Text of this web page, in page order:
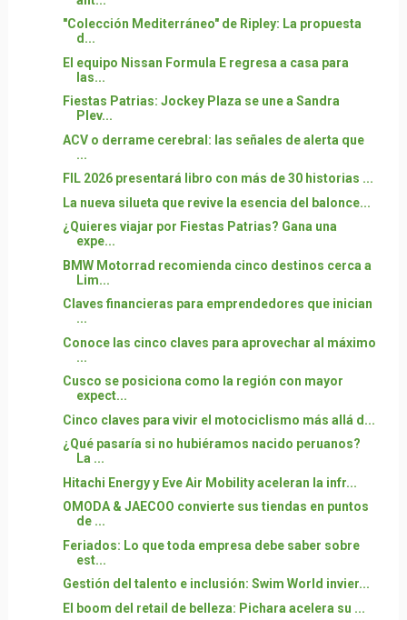
"Colección Mediterráneo" de Ripley: La propuesta
d...
El equipo Nissan Formula E regresa a casa para
las...
Fiestas Patrias: Jockey Plaza se une a Sandra
Plev...
ACV o derrame cerebral: las señales de alerta que
...
FIL 2026 presentará libro con más de 30 historias ...
La nueva silueta que revive la esencia del balonce...
¿Quieres viajar por Fiestas Patrias? Gana una
expe...
BMW Motorrad recomienda cinco destinos cerca a
Lim...
Claves financieras para emprendedores que inician
...
Conoce las cinco claves para aprovechar al máximo
...
Cusco se posiciona como la región con mayor
expect...
Cinco claves para vivir el motociclismo más allá d...
¿Qué pasaría si no hubiéramos nacido peruanos?
La ...
Hitachi Energy y Eve Air Mobility aceleran la infr...
OMODA & JAECOO convierte sus tiendas en puntos
de ...
Feriados: Lo que toda empresa debe saber sobre
est...
Gestión del talento e inclusión: Swim World invier...
El boom del retail de belleza: Pichara acelera su ...